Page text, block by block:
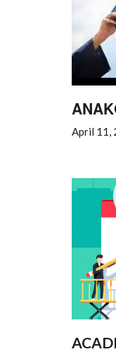
April 11,